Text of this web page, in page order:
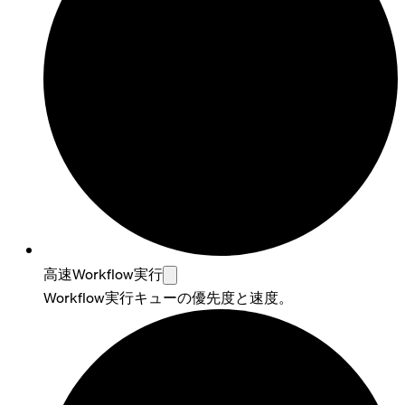
高速Workflow実行
Workflow実行キューの優先度と速度。